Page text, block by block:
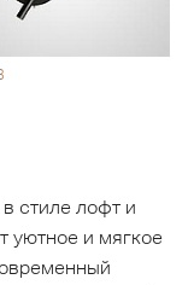
стиле лофт и
уютное и мягкое